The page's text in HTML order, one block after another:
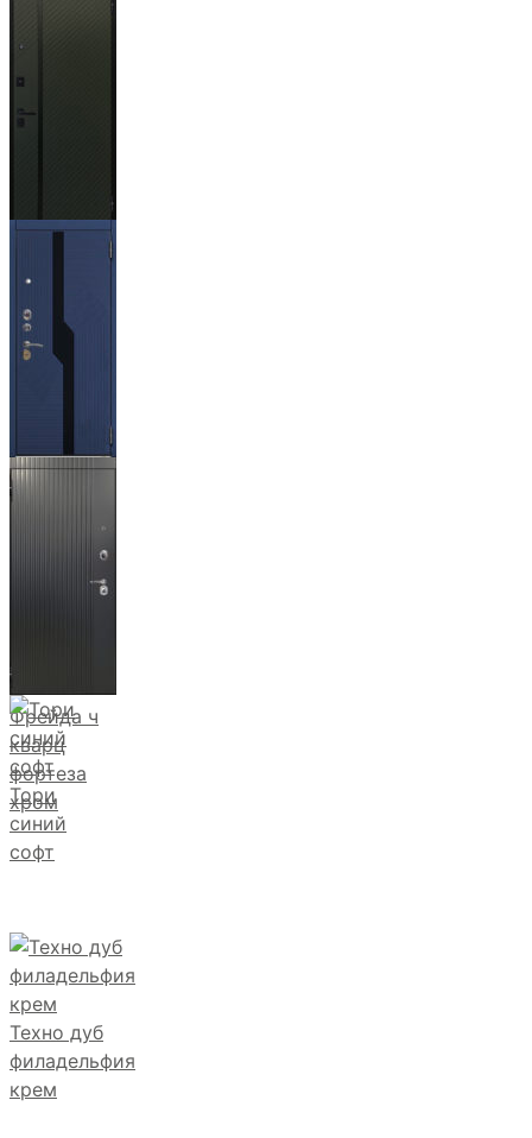
Бистури
Фрейда ч
кварц
фортеза
хром
Тори
синий
софт
Техно дуб
филадельфия
крем